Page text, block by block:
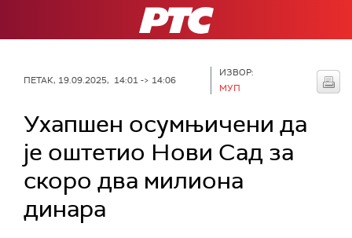
РТС
ПЕТАК, 19.09.2025, 14:01 -> 14:06
ИЗВОР:
МУП
Ухапшен осумњичени да
је оштетио Нови Сад за
скоро два милиона
динара